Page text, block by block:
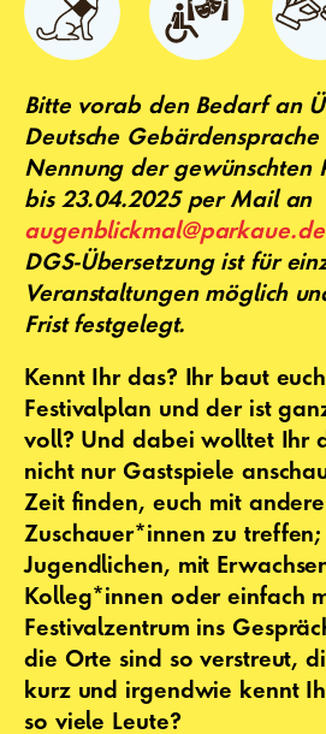
Bitte vorab den Bedarf an
Deutsche Gebärdensprache
Nennung der gewünschten
bis 23.04.2025 per Mail an
augenblickmal@parkaue.de
DGS-Übersetzung ist für
Veranstaltungen möglich
Frist festgelegt.
Kennt Ihr das? Ihr baut
Festivalplan und der ist
voll? Und dabei wolltet Ihr
nicht nur Gastspiele
Zeit finden, euch mit
Zuschauer*innen zu
Jugendlichen, mit
Kolleg*innen oder einfach
Festivalzentrum ins
die Orte sind so verstreut,
kurz und irgendwie kennt
so viele Leute?